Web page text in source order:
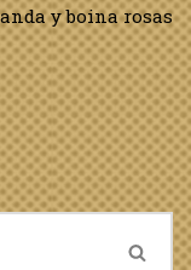
y boina rosas